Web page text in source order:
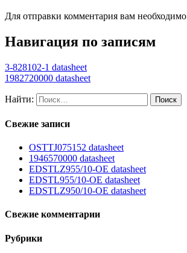
Для отправки комментария вам необходимо
Навигация по записям
3-828102-1 datasheet
1982720000 datasheet
Найти:
Свежие записи
OSTTJ075152 datasheet
1946570000 datasheet
EDSTLZ955/10-OE datasheet
EDSTL955/10-OE datasheet
EDSTLZ950/10-OE datasheet
Свежие комментарии
Рубрики